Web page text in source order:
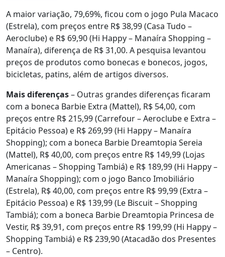
A maior variação, 79,69%, ficou com o jogo Pula Macaco
(Estrela), com preços entre R$ 38,99 (Casa Tudo –
Aeroclube) e R$ 69,90 (Hi Happy – Manaíra Shopping –
Manaíra), diferença de R$ 31,00. A pesquisa levantou
preços de produtos como bonecas e bonecos, jogos,
bicicletas, patins, além de artigos diversos.
Mais diferenças– Outras grandes diferenças ficaram
com a boneca Barbie Extra (Mattel), R$ 54,00, com
preços entre R$ 215,99 (Carrefour – Aeroclube e Extra –
Epitácio Pessoa) e R$ 269,99 (Hi Happy – Manaíra
Shopping); com a boneca Barbie Dreamtopia Sereia
(Mattel), R$ 40,00, com preços entre R$ 149,99 (Lojas
Americanas – Shopping Tambiá) e R$ 189,99 (Hi Happy –
Manaíra Shopping); com o jogo Banco Imobiliário
(Estrela), R$ 40,00, com preços entre R$ 99,99 (Extra –
Epitácio Pessoa) e R$ 139,99 (Le Biscuit – Shopping
Tambiá); com a boneca Barbie Dreamtopia Princesa de
Vestir, R$ 39,91, com preços entre R$ 199,99 (Hi Happy –
Shopping Tambiá) e R$ 239,90 (Atacadão dos Presentes
– Centro).